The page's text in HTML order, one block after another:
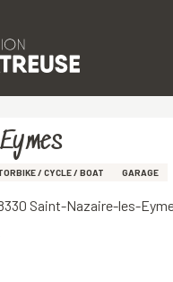
/ CYCLE / BOAT GARAGE
Saint-Nazaire-les-
favoris